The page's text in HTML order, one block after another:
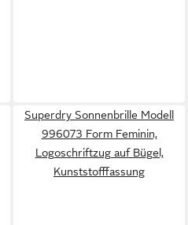
Superdry Sonnenbrille Modell
996073 Form Feminin,
Logoschriftzug auf Bügel,
Kunststofffassung